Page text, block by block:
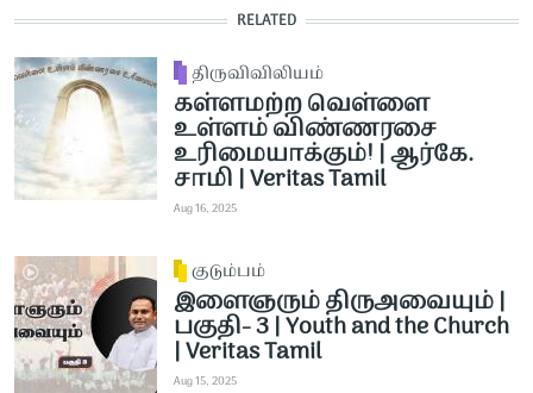
RELATED
திருவிவிலியம்
கள்ளமற்ற வெள்ளை
உள்ளம் விண்ணரசை
உரிமையாக்கும்! | ஆர்கே.
சாமி | Veritas Tamil
Aug 16, 2025
குடும்பம்
இளைஞரும் திருஅவையும் |
பகுதி- 3 | Youth and the Church
| Veritas Tamil
Aug 15, 2025